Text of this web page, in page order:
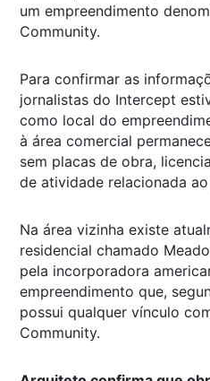
um empreendimento
Community.
Para confirmar as
jornalistas do Intercept
como local do
à área comercial
sem placas de obra,
de atividade relacionada
Na área vizinha existe
residencial chamado
pela incorporadora
empreendimento que,
possui qualquer vínculo
Community.